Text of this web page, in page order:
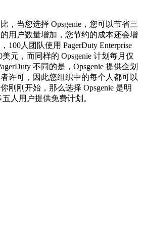
当您选择 Opsgenie，您可以节省三
用户数量增加，您节约的成本还会增
100人团队使用 PagerDuty Enterprise
元，而同样的 Opsgenie 计划每月仅
不同的是，Opsgenie 提供企划
许可，因此您组织中的每个人都可以
刚刚开始，那么选择 Opsgenie 是明
人用户提供免费计划。